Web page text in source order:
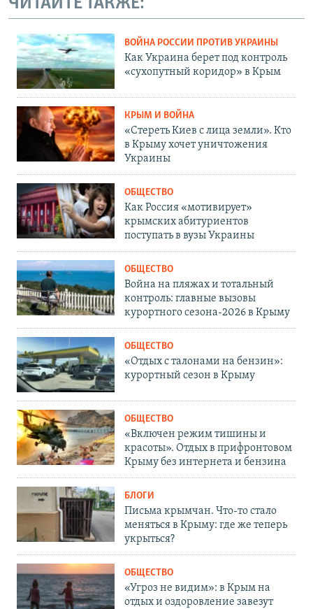
ЧИТАЙТЕ ТАКЖЕ:
ВОЙНА РОССИИ ПРОТИВ УКРАИНЫ
Как Украина берет под контроль
«сухопутный коридор» в Крым
КРЫМ И ВОЙНА
«Стереть Киев с лица земли». Кто
в Крыму хочет уничтожения
Украины
ОБЩЕСТВО
Как Россия «мотивирует»
крымских абитуриентов
поступать в вузы Украины
ОБЩЕСТВО
Война на пляжах и тотальный
контроль: главные вызовы
курортного сезона-2026 в Крыму
ОБЩЕСТВО
«Отдых с талонами на бензин»:
курортный сезон в Крыму
ОБЩЕСТВО
«Включен режим тишины и
красоты». Отдых в прифронтовом
Крыму без интернета и бензина
БЛОГИ
Письма крымчан. Что-то стало
меняться в Крыму: где же теперь
укрыться?
ОБЩЕСТВО
«Угроз не видим»: в Крым на
отдых и оздоровление завезут